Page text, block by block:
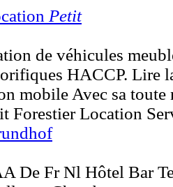
Petit
de véhicules
HACCP. Lire
mobile Avec sa toute
Forestier Location
De Fr Nl Hôtel Bar